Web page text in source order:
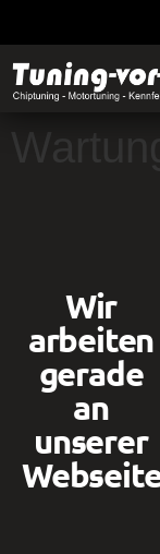
Wir
arbeiten
gerade
an
unserer